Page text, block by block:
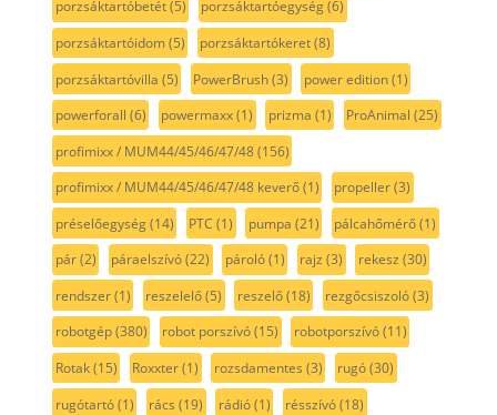
porzsáktartóbetét(5) porzsáktartóegység(6)
porzsáktartóidom(5) porzsáktartókeret(8)
porzsáktartóvilla (5) PowerBrush(3) power edition(1)
powerforall (6) powermaxx(1) prizma (1) ProAnimal (25)
profimixx / MUM44/45/46/47/48(156)
profimixx / MUM44/45/46/47/48 keverő(1) propeller(3)
préselőegység(14) PTC (1) pumpa (21) pálcahőmérő(1)
pár(2) páraelszívó(22) pároló(1) rajz (3) rekesz (30)
rendszer(1) reszelelő(5) reszelő(18) rezgőcsiszoló(3)
robotgép(380) robot porszívó(15) robotporszívó(11)
Rotak(15) Roxxter(1) rozsdamentes (3) rugó(30)
rugótartó(1) rács (19) rádió(1) résszívó(18)